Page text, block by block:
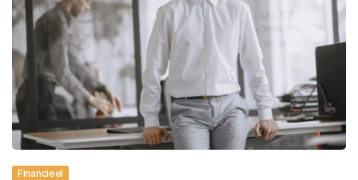
Financieel